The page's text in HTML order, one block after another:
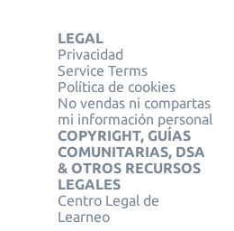
LEGAL
Privacidad
Service Terms
Política de cookies
No vendas ni compartas
mi información personal
COPYRIGHT, GUÍAS
COMUNITARIAS, DSA
& OTROS RECURSOS
LEGALES
Centro Legal de
Learneo